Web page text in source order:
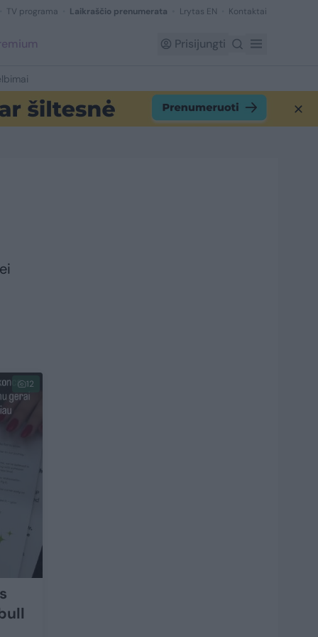
TV programa Laikraščio prenumerata Lrytas EN Kontaktai
Prisijungti
12